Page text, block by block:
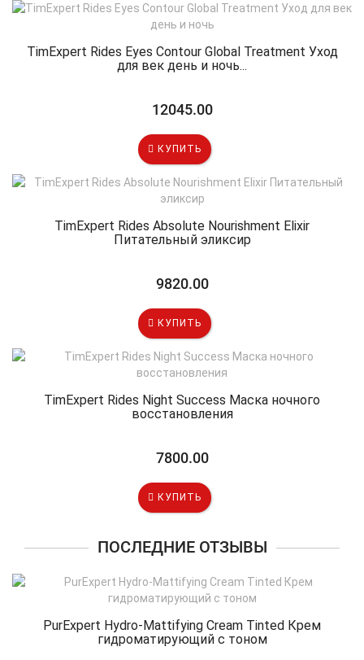
TimExpert Rides Eyes Contour Global Treatment Уход
для век день и ночь...
12045.00
КУПИТЬ
TimExpert Rides Absolute Nourishment Elixir
Питательный эликсир
9820.00
КУПИТЬ
TimExpert Rides Night Success Маска ночного
восстановления
7800.00
КУПИТЬ
ПОСЛЕДНИЕ ОТЗЫВЫ
PurExpert Hydro-Mattifying Cream Tinted Крем
гидроматирующий с тоном